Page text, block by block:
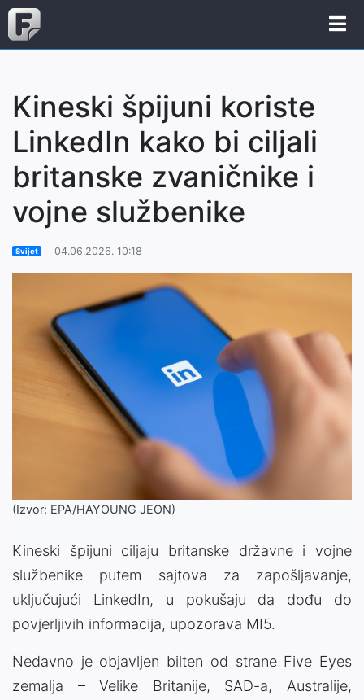
Kineski špijuni koriste
LinkedIn kako bi ciljali
britanske zvaničnike i
vojne službenike
Svijet 04.06.2026. 10:18
(Izvor: EPA/HAYOUNG JEON)
Kineski špijuni ciljaju britanske državne i vojne
službenike putem sajtova za zapošljavanje,
uključujući LinkedIn, u pokušaju da dođu do
povjerljivih informacija, upozorava MI5.
Nedavno je objavljen bilten od strane Five Eyes
zemalja – Velike Britanije, SAD-a, Australije,